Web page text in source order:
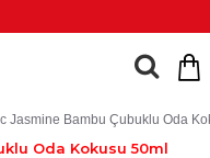
Jasmine Bambu Çubuklu Oda
Oda Kokusu 50ml